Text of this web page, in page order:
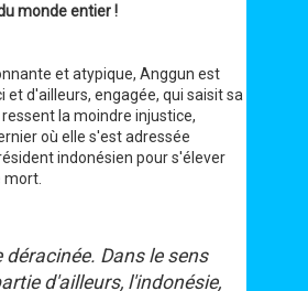
monde entier !
et atypique, Anggun est
et d'ailleurs, engagée, qui saisit sa
la moindre injustice,
où elle s'est adressée
indonésien pour s'élever
mort.
déracinée. Dans le sens
d'ailleurs, l'indonésie,